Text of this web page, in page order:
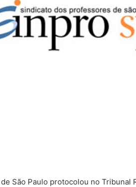
São Paulo protocolou no Tribunal